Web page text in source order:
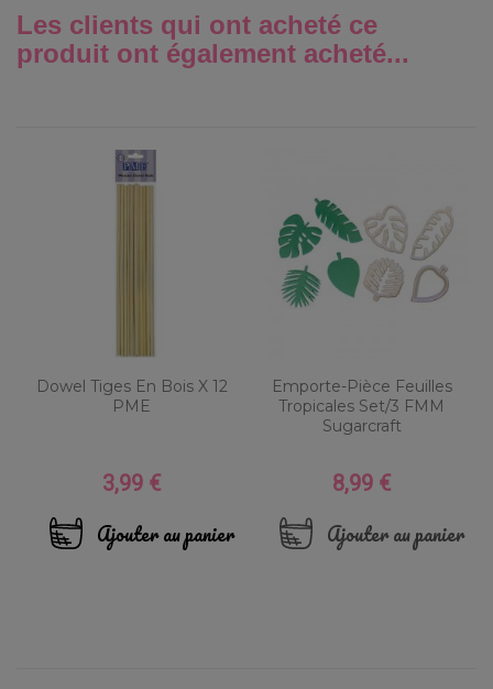
Les clients qui ont acheté ce
produit ont également acheté...
Dowel Tiges En Bois X 12
PME
Prix
3,99 €
Ajouter au panier
Emporte-Pièce Feuilles
Tropicales Set/3 FMM
Sugarcraft
Prix
8,99 €
Ajouter au panier